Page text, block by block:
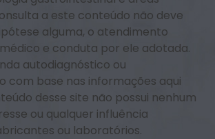
a este conteúdo não deve
alguma, o atendimento
e conduta por ele adotada.
autodiagnóstico ou
base nas informações aqui
desse site não possui nenhum
ou qualquer influência
ou laboratórios.